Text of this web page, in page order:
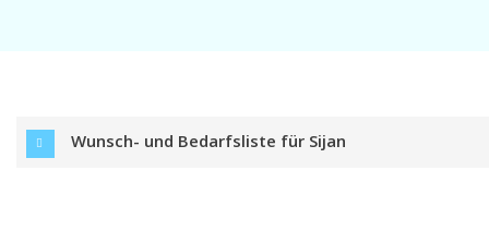
Wunsch- und Bedarfsliste für Sijan